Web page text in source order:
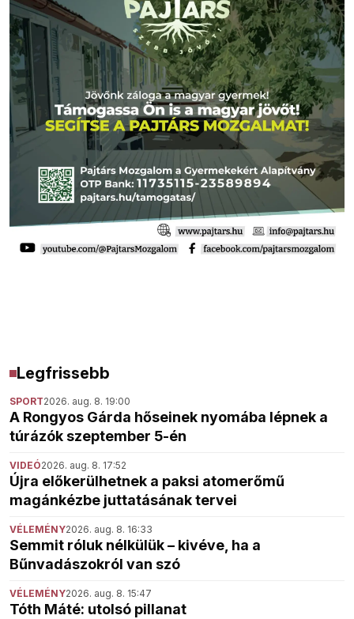
Legfrissebb
SPORT2026. aug. 8. 19:00
A Rongyos Gárda hőseinek nyomába lépnek a
túrázók szeptember 5-én
VIDEÓ2026. aug. 8. 17:52
Újra előkerülhetnek a paksi atomerőmű
magánkézbe juttatásának tervei
VÉLEMÉNY2026. aug. 8. 16:33
Semmit róluk nélkülük – kivéve, ha a
Bűnvadászokról van szó
VÉLEMÉNY2026. aug. 8. 15:47
Tóth Máté: utolsó pillanat